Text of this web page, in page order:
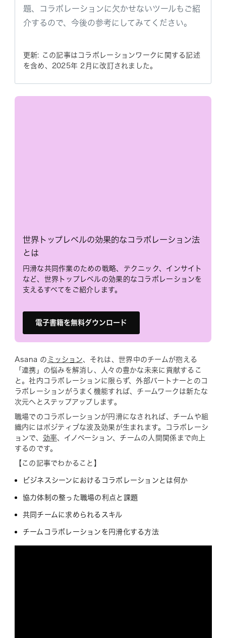
題、コラボレーションに欠かせないツールもご紹
介するので、今後の参考にしてみてください。
更新: この記事はコラボレーションワークに関する記述
を含め、2025年 2月に改訂されました。
世界トップレベルの効果的なコラボレーション法
とは
円滑な共同作業のための戦略、テクニック、インサイト
など、世界トップレベルの効果的なコラボレーションを
支えるすべてをご紹介します。
電子書籍を無料ダウンロード
Asana の ミッション、それは、世界中のチームが抱える
「連携」の悩みを解消し、人々の豊かな未来に貢献するこ
と。社内コラボレーションに限らず、外部パートナーとのコ
ラボレーションがうまく機能すれば、チームワークは新たな
次元へとステップアップします。
職場でのコラボレーションが円滑になされれば、チームや組
織内にはポジティブな波及効果が生まれます。コラボレーシ
ョンで、 効率、イノベーション、チームの人間関係まで向上
するのです。
【この記事でわかること】
ビジネスシーンにおけるコラボレーションとは何か
協力体制の整った職場の利点と課題
共同チームに求められるスキル
チームコラボレーションを円滑化する方法